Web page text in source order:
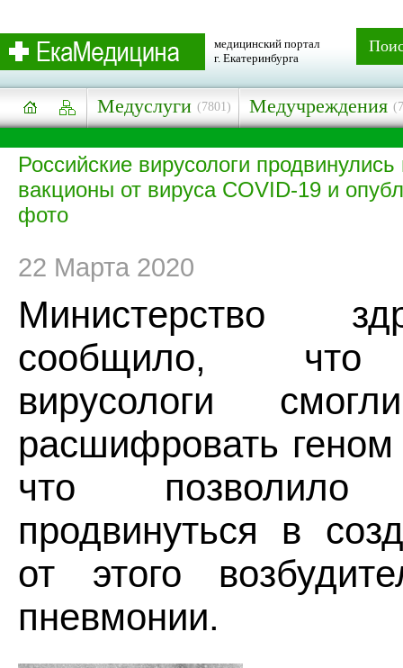
медицинский портал
г. Екатеринбурга
Медуслуги (7801) Медучреждения
Российские вирусологи продвинулись
вакционы от вируса COVID-19 и
фото
22 Марта 2020
Министерство
сообщило, что
вирусологи
расшифровать геном
что позволило
продвинуться в
от этого
пневмонии.